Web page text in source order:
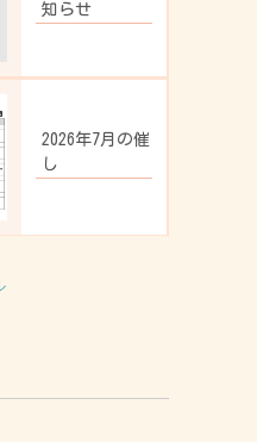
知らせ
2026年7月の催
し